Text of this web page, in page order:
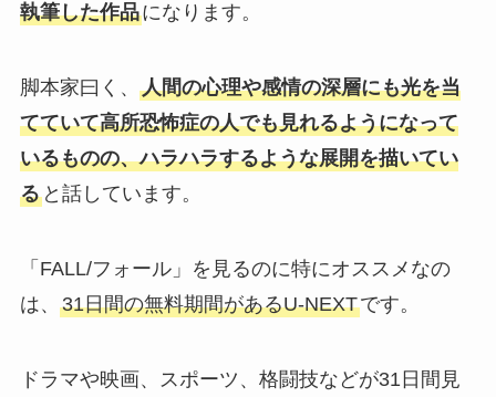
執筆した作品になります。
脚本家曰く、 人間の心理や感情の深層にも光を当
てていて高所恐怖症の人でも見れるようになって
いるものの、ハラハラするような展開を描いてい
ると話しています。
「FALL/フォール」を見るのに特にオススメなの
は、 31日間の無料期間があるU-NEXTです。
ドラマや映画、スポーツ、格闘技などが31日間見